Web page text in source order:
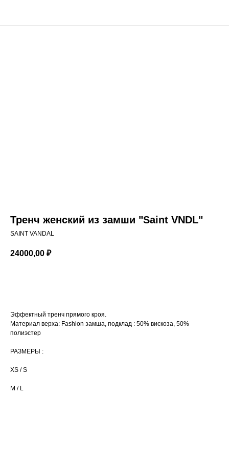
Тренч женский из замши "Saint VNDL"
SAINT VANDAL
24000,00 ₽
Эффектный тренч прямого кроя.
Материал верха: Fashion замша, подклад : 50% вискоза, 50%
полиэстер
РАЗМЕРЫ :
XS / S
M / L